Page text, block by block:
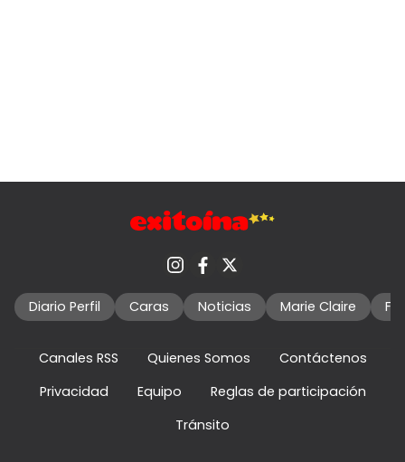
Diario Perfil Caras Noticias Marie Claire
Canales RSS Quienes Somos
Contáctenos
Privacidad
Equipo
Reglas de participación
Tránsito